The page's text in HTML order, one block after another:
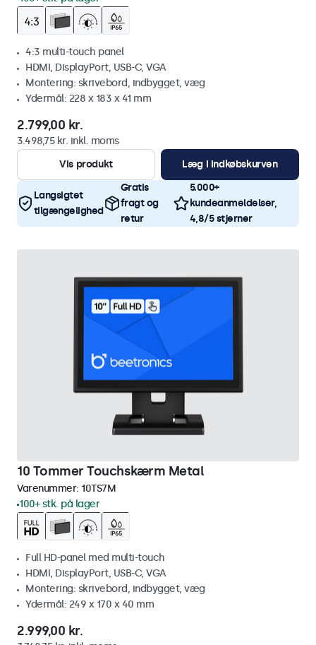
4:3 multi-touch panel
HDMI, DisplayPort, USB-C, VGA
Montering: skrivebord, indbygget, væg
Ydermål: 228 x 183 x 41 mm
2.799,00 kr.
3.498,75 kr. inkl. moms
Vis produkt
Læg i indkøbskurven
Langsigtet
tilgængelighed
Gratis
fragt og
retur
5.000+
kundeanmeldelser,
4,8/5 stjerner
10 Tommer Touchskærm Metal
Varenummer: 10TS7M
100+ stk. på lager
Full HD-panel med multi-touch
HDMI, DisplayPort, USB-C, VGA
Montering: skrivebord, indbygget, væg
Ydermål: 249 x 170 x 40 mm
2.999,00 kr.